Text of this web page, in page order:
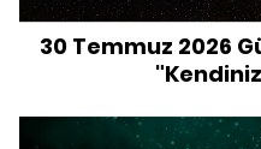
30 Temmuz 2026